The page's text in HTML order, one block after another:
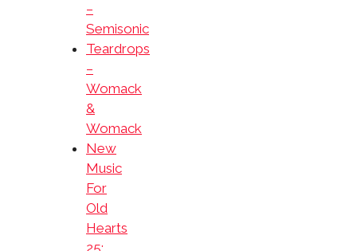
–
Semisonic
Teardrops
–
Womack
&
Womack
New
Music
For
Old
Hearts